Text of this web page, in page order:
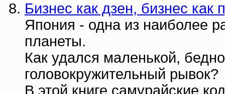
Бизнес как дзен, бизнес как
Япония - одна из наиболее
планеты.
Как удался маленькой,
головокружительный рывок?
В этой книге самурайские